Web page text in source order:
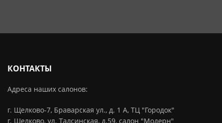
КОНТАКТЫ
Адреса наших салонов:
г. Щелково-7, Браварская ул., д. 1 А, ТЦ "Городок"
г. Щелково, ул. Талсинская, д.59, салон "Модерн"